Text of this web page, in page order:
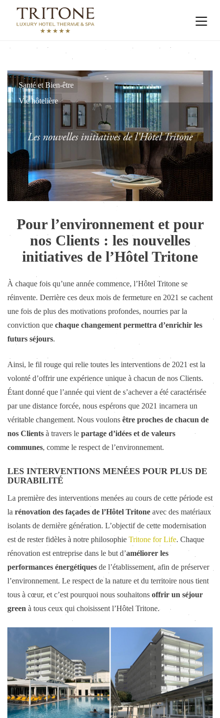
Santé et Bien-être
Vie hôtelière
Pour l’environnement et pour
nos Clients : les nouvelles
initiatives de l’Hôtel Tritone
À chaque fois qu’une année commence, l’Hôtel Tritone se
réinvente. Derrière ces deux mois de fermeture en 2021 se cachent
une fois de plus des motivations profondes, nourries par la
conviction que chaque changement permettra d’enrichir les
futurs séjours.
Ainsi, le fil rouge qui relie toutes les interventions de 2021 est la
volonté d’offrir une expérience unique à chacun de nos Clients.
Étant donné que l’année qui vient de s’achever a été caractérisée
par une distance forcée, nous espérons que 2021 incarnera un
véritable changement. Nous voulons être proches de chacun de
nos Clients à travers le partage d’idées et de valeurs
communes, comme le respect de l’environnement.
LES INTERVENTIONS MENÉES POUR PLUS DE
DURABILITÉ
La première des interventions menées au cours de cette période est
la rénovation des façades de l’Hôtel Tritone avec des matériaux
isolants de dernière génération. L’objectif de cette modernisation
est de rester fidèles à notre philosophie Tritone for Life. Chaque
rénovation est entreprise dans le but d’améliorer les
performances énergétiques de l’établissement, afin de préserver
l’environnement. Le respect de la nature et du territoire nous tient
tous à cœur, et c’est pourquoi nous souhaitons offrir un séjour
green à tous ceux qui choisissent l’Hôtel Tritone.